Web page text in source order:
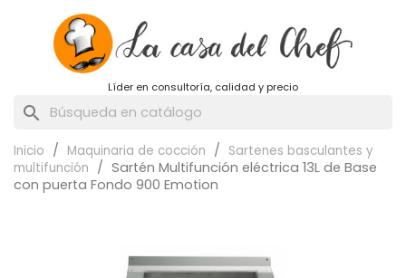
Líder en consultoría, calidad y precio
search
Inicio Maquinaria de cocción
Sartenes basculantes y
multifunción
Sartén Multifunción eléctrica 13L de Base
con puerta Fondo 900 Emotion